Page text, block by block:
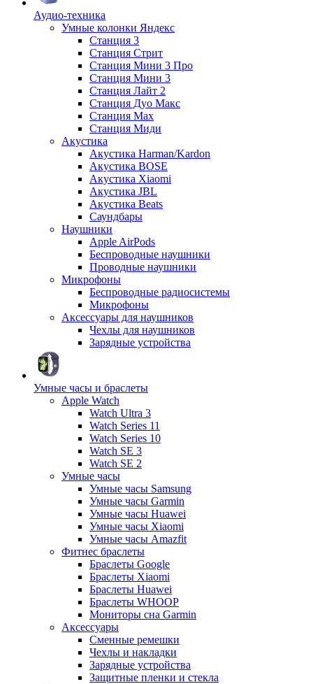
Аудио-техника
Умные колонки Яндекс
Станция 3
Станция Стрит
Станция Мини 3 Про
Станция Мини 3
Станция Лайт 2
Станция Дуо Макс
Станция Max
Станция Миди
Акустика
Акустика Harman/Kardon
Акустика BOSE
Акустика Xiaomi
Акустика JBL
Акустика Beats
Саундбары
Наушники
Apple AirPods
Беспроводные наушники
Проводные наушники
Микрофоны
Беспроводные радиосистемы
Микрофоны
Аксессуары для наушников
Чехлы для наушников
Зарядные устройства
Умные часы и браслеты
Apple Watch
Watch Ultra 3
Watch Series 11
Watch Series 10
Watch SE 3
Watch SE 2
Умные часы
Умные часы Samsung
Умные часы Garmin
Умные часы Huawei
Умные часы Xiaomi
Умные часы Amazfit
Фитнес браслеты
Браслеты Google
Браслеты Xiaomi
Браслеты Huawei
Браслеты WHOOP
Мониторы сна Garmin
Аксессуары
Сменные ремешки
Чехлы и накладки
Зарядные устройства
Защитные пленки и стекла